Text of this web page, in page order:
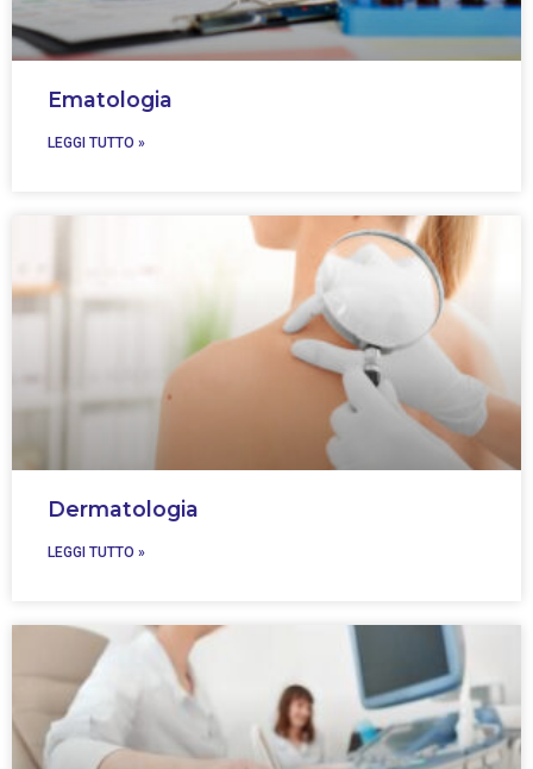
Ematologia
LEGGI TUTTO »
Dermatologia
LEGGI TUTTO »